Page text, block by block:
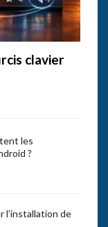
clavier
les
?
l’installation de